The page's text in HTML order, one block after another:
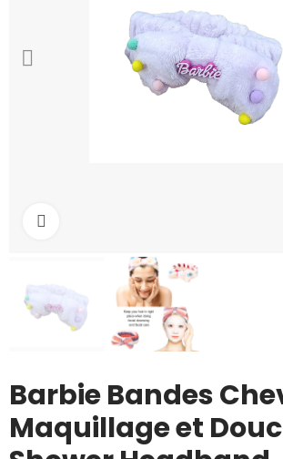
Barbie Bandes
Maquillage et